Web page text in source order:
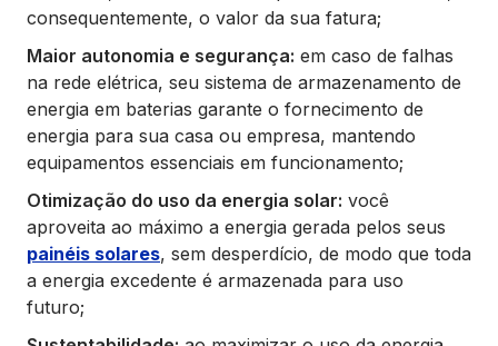
consequentemente, o valor da sua fatura;
Maior autonomia e segurança: em caso de falhas
na rede elétrica, seu sistema de armazenamento de
energia em baterias garante o fornecimento de
energia para sua casa ou empresa, mantendo
equipamentos essenciais em funcionamento;
Otimização do uso da energia solar: você
aproveita ao máximo a energia gerada pelos seus
painéis solares, sem desperdício, de modo que toda
a energia excedente é armazenada para uso
futuro;